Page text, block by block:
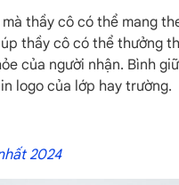
thầy cô có thể mang
thầy cô có thể thưởng
của người nhận. Bình
logo của lớp hay trường.
2024